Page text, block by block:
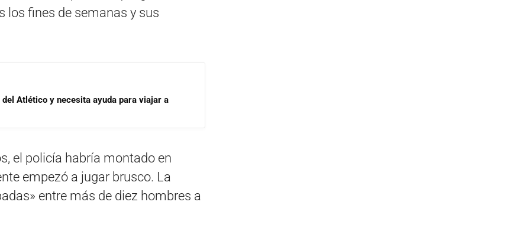
los fines de semanas y sus
Atlético y necesita ayuda para viajar a
el policía habría montado en
empezó a jugar brusco. La
entre más de diez hombres a